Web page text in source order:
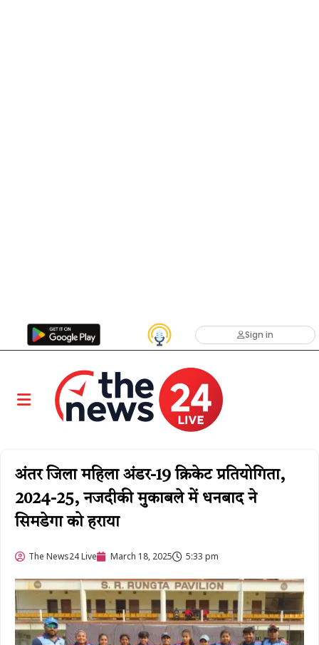
Sign in
अंतर जिला महिला अंडर-19 क्रिकेट प्रतियोगिता,
2024-25, नजदीकी मुकाबले में धनबाद ने
सिमडेगा को हराया
The News24 Live March 18, 2025 5:33 pm